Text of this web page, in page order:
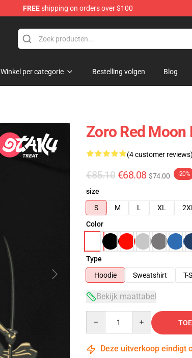
FREEshipping on orders over $100
Winkel per categorie Bestelling volgen Blog
Zoro Red
(4 customer reviews)
€85.10 €68.08 $74.00 -20%
size
S
M L XL 2XL
Color
Type
Hoodie
Sweatshirt T-
Bekijk maattabel
Deze uitverkoop eindigt